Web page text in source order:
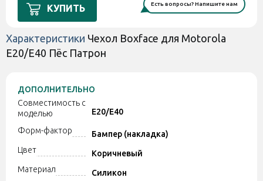
КУПИТЬ Есть вопросы? Напишите нам
Характеристики Чехол Boxface для Motorola
E20/E40 Пёс Патрон
ДОПОЛНИТЕЛЬНО
Совместимость с
моделью
E20/E40
Форм-фактор
Бампер (накладка)
Цвет
Коричневый
Материал
Силикон